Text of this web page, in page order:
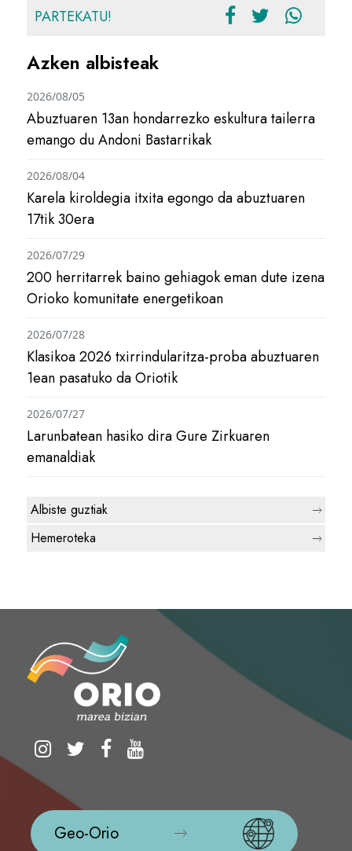
PARTEKATU!
Azken albisteak
Abuztuaren 13an hondarrezko eskultura tailerra
emango du Andoni Bastarrikak
2026/08/05
Karela kiroldegia itxita egongo da abuztuaren
17tik 30era
2026/08/04
200 herritarrek baino gehiagok eman dute izena
Orioko komunitate energetikoan
2026/07/29
Klasikoa 2026 txirrindularitza-proba abuztuaren
1ean pasatuko da Oriotik
2026/07/28
Larunbatean hasiko dira Gure Zirkuaren
emanaldiak
2026/07/27
Albiste guztiak
Hemeroteka
Geo-Orio